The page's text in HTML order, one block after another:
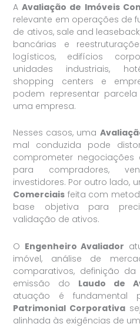
AAvaliação de Imóveis
relevante em operações de
de ativos, sale and
bancárias e
logísticos, edifícios
unidades industriais,
shopping centers e
podem representar
uma empresa.
Nesses casos, uma
mal conduzida pode
comprometer negociações
para compradores,
investidores. Por outro lado,
Comerciais feita com
base objetiva para
validação de ativos.
O Engenheiro Avaliador
imóvel, análise de
comparativos, definição
emissão do Laudo de
atuação é
Patrimonial Corporativa
alinhada às exigências de